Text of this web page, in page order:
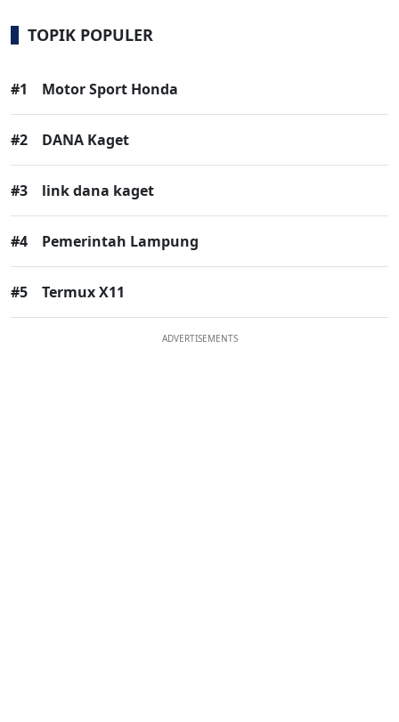
TOPIK POPULER
#1 Motor Sport Honda
#2 DANA Kaget
#3 link dana kaget
#4 Pemerintah Lampung
#5 Termux X11
ADVERTISEMENTS